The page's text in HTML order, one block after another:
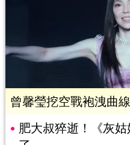
曾馨瑩挖空戰袍洩曲
肥大叔猝逝！《灰